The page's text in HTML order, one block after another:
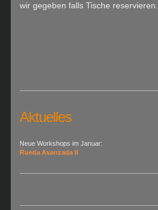
wir gegeben falls Tische reservieren.
Aktuelles
Neue Workshops im Januar:
Rueda Avanzada II